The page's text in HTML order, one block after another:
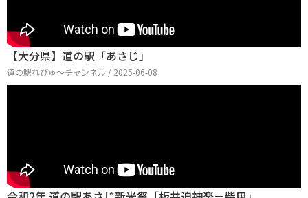
【大分県】道の駅「あさじ」
道の駅れびゅ〜チャンネル / 2025-06-08